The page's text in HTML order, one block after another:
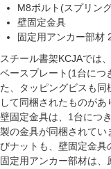
M8ボルト(スプリン
壁固定金具
固定用アンカー部材
スチール書架KCJAでは
ベースプレート(1台につ
た、タッピングビスも同
して同梱されたものがあ
壁固定金具は、1台につ
製の金具が同梱されてい
びナットも、壁固定金具
固定用アンカー部材は